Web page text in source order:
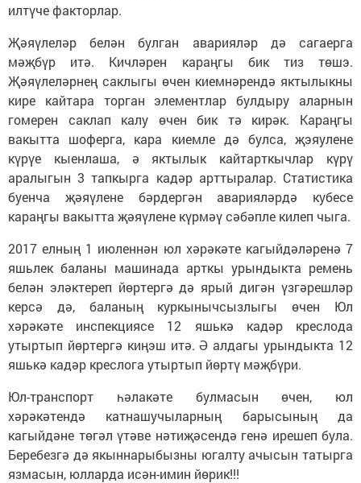
илтүче факторлар.
Җәяүлеләр белән булган аварияләр дә сагаерга
мәҗбүр итә. Кичләрен караңгы бик тиз төшэ.
Җәяүлеләрнең саклыгы өчен киемнәрендә яктылыкны
кире кайтара торган элементлар булдыру аларнын
гомерен саклап калу өчен бик тә кирәк. Караңгы
вакытта шоферга, кара киемле дә булса, җэяулене
күрүе кыенлаша, ә яктылык кайтарткычлар күрү
аралыгын 3 тапкырга кадәр арттыралар. Статистика
буенча җәяүлене бәрдергән аварияләрдә кубесе
караңгы вакытта җәяүлене күрмәү сәбәпле килеп чыга.
2017 елның 1 июленнән юл хәрәкәте кагыйдәләренә 7
яшьлек баланы машинада арткы урындыкта ремень
белән эләктереп йөртергә дә ярый дигән үзгәрешләр
керсә дә, баланың куркынычсызлыгы өчен Юл
хәрәкәте инспекциясе 12 яшькә кадәр креслода
утыртып йөртергә киңэш итә. Ә алдагы урындыкта 12
яшькә кадәр креслога утыртып йөртү мәҗбүри.
Юл-транспорт һәлакәте булмасын өчен, юл
хәрәкәтендә катнашучыларның барысының да
кагыйдәне төгәл үтәве нәтиҗәсендә генә ирешеп була.
Беребезгә дә якыннарыбызны югалту ачысын татырга
язмасын, юлларда исән-имин йөрик!!!